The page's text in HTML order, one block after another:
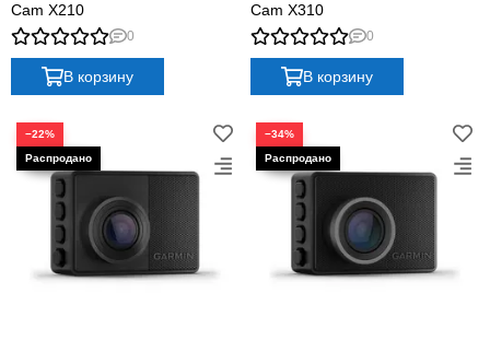
Cam X210
0
В корзину
Cam X310
0
В корзину
−22% −34%